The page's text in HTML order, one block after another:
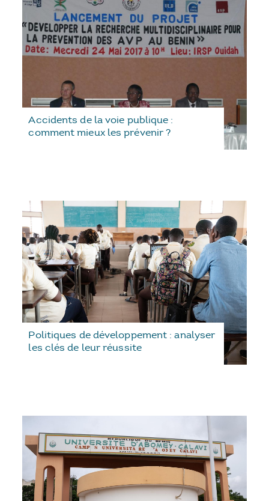
Accidents de la voie publique :
comment mieux les prévenir ?
Politiques de développement : analyser
les clés de leur réussite